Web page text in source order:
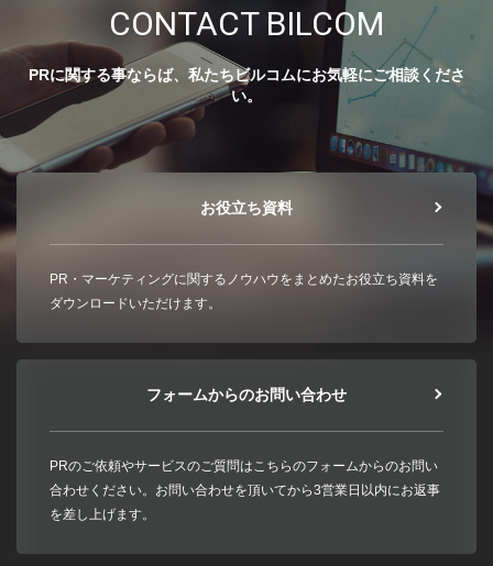
CONTACT BILCOM
PRに関する事ならば、私たちビルコムにお気軽にご相談くださ
い。
お役立ち資料
PR・マーケティングに関するノウハウをまとめたお役立ち資料を
ダウンロードいただけます。
フォームからのお問い合わせ
PRのご依頼やサービスのご質問はこちらのフォームからのお問い
合わせください。お問い合わせを頂いてから3営業日以内にお返事
を差し上げます。